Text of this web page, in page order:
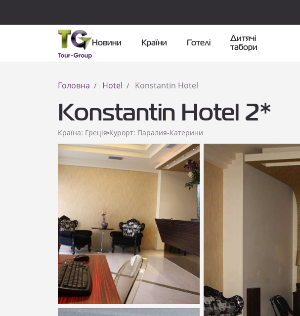
Новини Країни Готелі
Дитячі
табори
Головна Hotel Konstantin Hotel
Konstantin Hotel 2*
Країна: Греція Курорт: Паралия-Катерини
Показати всі фотографії